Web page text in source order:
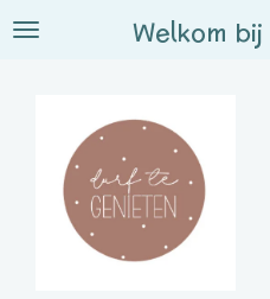
Ga
hoofdinhoud
Welkom bij